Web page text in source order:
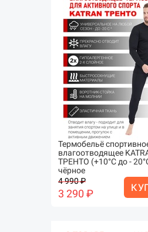
Термобельё
влагоотводящее
ТРЕНТО (+10°С до -
чёрное
4 990 ₽
3 290 ₽